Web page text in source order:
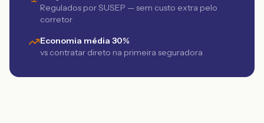
Regulados por SUSEP — sem custo extra pelo
corretor
Economia média 30%
vs contratar direto na primeira seguradora